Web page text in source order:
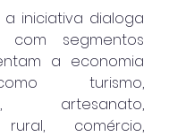
a iniciativa dialoga
com segmentos
a economia
turismo,
artesanato,
comércio,